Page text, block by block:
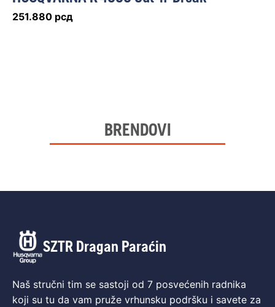
251.880 рсд
BRENDOVI
SZTR Dragan Paraćin
Naš stručni tim se sastoji od 7 posvećenih radnika
koji su tu da vam pruže vrhunsku podršku i savete za